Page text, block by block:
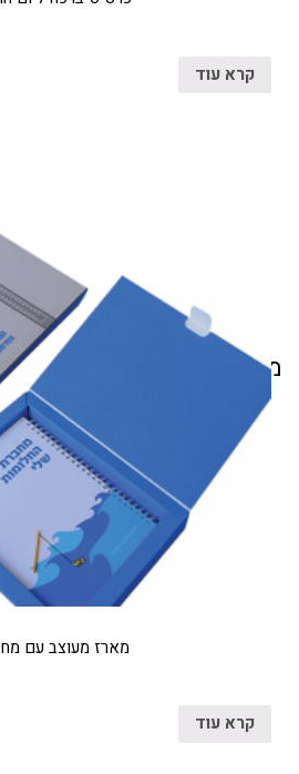
מוצרים קשורים
קרא עוד
מארז מעוצב עם
קרא עוד